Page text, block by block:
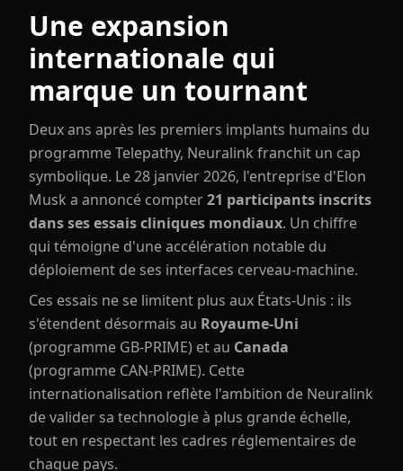
Une expansion
internationale qui
marque un tournant
Deux ans après les premiers implants humains du
programme Telepathy, Neuralink franchit un cap
symbolique. Le 28 janvier 2026, l'entreprise d'Elon
Musk a annoncé compter21 participants inscrits
dans ses essais cliniques mondiaux. Un chiffre
qui témoigne d'une accélération notable du
déploiement de ses interfaces cerveau-machine.
Ces essais ne se limitent plus aux États-Unis : ils
s'étendent désormais au Royaume-Uni
(programme GB-PRIME) et au Canada
(programme CAN-PRIME). Cette
internationalisation reflète l'ambition de Neuralink
de valider sa technologie à plus grande échelle,
tout en respectant les cadres réglementaires de
chaque pays.